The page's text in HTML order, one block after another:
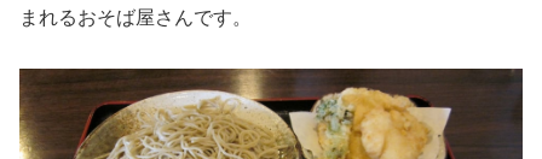
まれるおそば屋さんです。